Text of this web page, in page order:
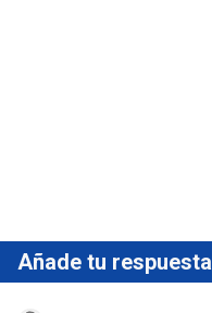
Añade tu respuesta